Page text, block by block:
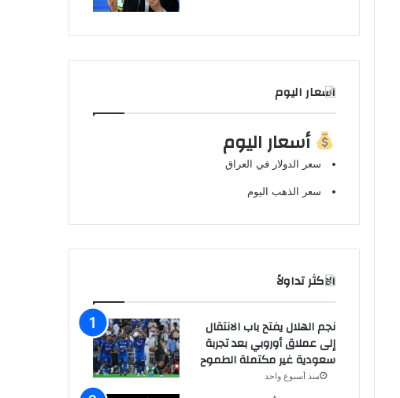
اسعار اليوم
أسعار اليوم
سعر الدولار في العراق
سعر الذهب اليوم
الاكثر تداولاً
نجم الهلال يفتح باب الانتقال
إلى عملاق أوروبي بعد تجربة
سعودية غير مكتملة الطموح
منذ أسبوع واحد